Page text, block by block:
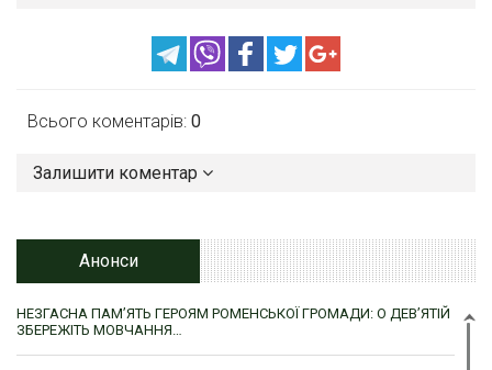
Всього коментарів: 0
Залишити коментар
Анонси
НЕЗГАСНА ПАМ’ЯТЬ ГЕРОЯМ РОМЕНСЬКОЇ ГРОМАДИ: О ДЕВ’ЯТІЙ
ЗБЕРЕЖІТЬ МОВЧАННЯ…